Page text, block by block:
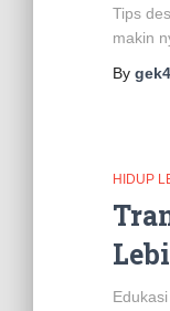
Tips
makin
By
HIDUP